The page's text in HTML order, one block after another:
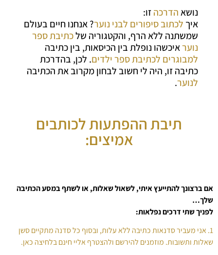
נושאהדרכהזו:
איך לכתוב סיפורים לבני נוער? אנחנו חיים בעולם
שמשתנה ללא הרף, והקטגוריה שלכתיבת ספר
נועראיכשהו נופלת בין הכיסאות, בין כתיבה
למבוגרים לכתיבת ספר ילדים. לכן, בהדרכת
כתיבה זו, היה לי חשוב לבחון מקרוב את הכתיבה
לנוער.
תיבת ההפתעות לכותבים
אמיצים:
אם ברצונך להתייעץ איתי, לשאול שאלות, או לשתף במסע הכתיבה
שלך…
לפניך שתי דרכים נפלאות:
1. אני מעביר סדנאות כתיבה ללא עלות, ובסוף כל סדנה מתקיים סשן
שאלות ותשובות. מוזמנים להירשם ולהצטרף אליי חינם בלחיצה כאן.